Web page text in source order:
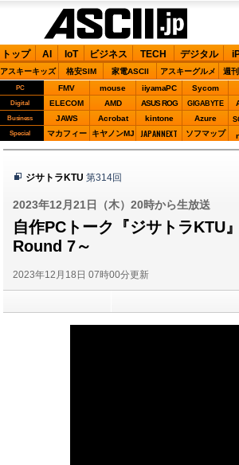
ASCII.jp
トップ AI IoT ビジネス TECH デジタル
アスキーキッズ 格安SIM 家電ASCII アスキーグルメ 週
PC FMV mouse iiyamaPC Sycom
Digital ELECOM AMD ASUS ROG GIGABYTE
Business JAWS Acrobat kintone Azure
Special マカフィー キヤノンMJ JAPANNEXT ソフマップ
ジサトラKTU 第314回
2023年12月21日（木）20時から生放送
自作PCトーク『ジサトラKTU
Round 7～
2023年12月18日 07時00分更新